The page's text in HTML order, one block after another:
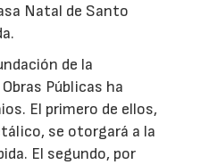
Natal de Santo
de la
Públicas ha
El primero de ellos,
se otorgará a la
El segundo, por